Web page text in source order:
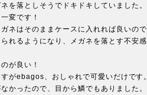
を落としそうでドキドキしていました。
変です！
ネはそのままケースに入れれば良いの
れるようになり、メガネを落とす不安感
が良い！
がebagos、おしゃれで可愛いだけです。
かったので、目から鱗でもありました。